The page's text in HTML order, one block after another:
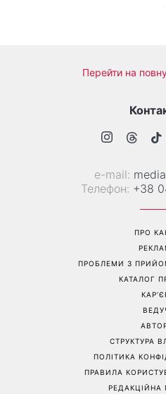
манікюру, які варто
спробувати вже зараз